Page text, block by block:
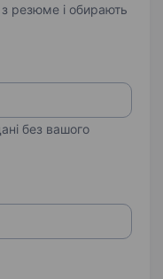
резюме і обирають
без вашого